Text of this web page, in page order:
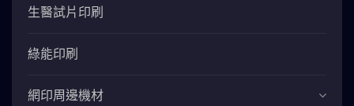
生醫試片印刷
綠能印刷
網印周邊機材